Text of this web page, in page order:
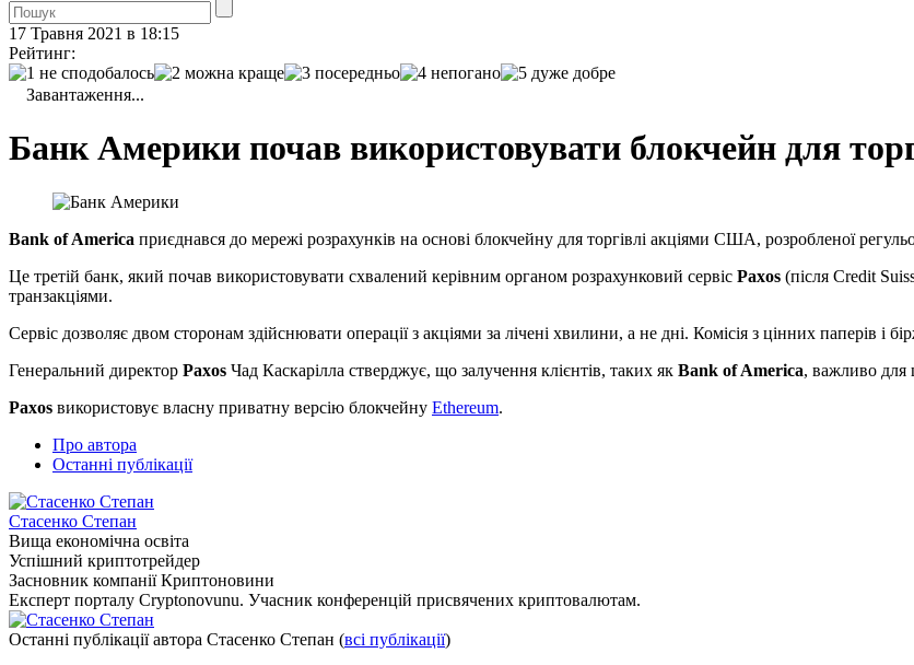
17 Травня 2021 в 18:15
Рейтинг:
Завантаження...
Банк Америки почав використовувати блокчейн для
Bank of America приєднався до мережі розрахунків на основі блокчейну для торгівлі акціями США, розробленої
Це третій банк, який почав використовувати схвалений керівним органом розрахунковий сервіс Paxos (після Credit
транзакціями.
Сервіс дозволяє двом сторонам здійснювати операції з акціями за лічені хвилини, а не дні. Комісія з цінних паперів
Генеральний директор Paxos Чад Каскарілла стверджує, що залучення клієнтів, таких як Bank of America, важливо для
Paxos використовує власну приватну версію блокчейну Ethereum.
Про автора
Останні публікації
Стасенко Степан
Вища економічна освіта
Успішний криптотрейдер
Засновник компанії Криптоновини
Експерт порталу Cryptonovunu. Учасник конференцій присвячених криптовалютам.
Останні публікації автора Стасенко Степан (всі публікації)